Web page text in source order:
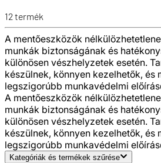
12 termék
A mentőeszközök
munkák biztonságának és
különösen vészhelyzetek esetén.
készülnek, könnyen kezelhetők, és
legszigorúbb munkavédelmi
A mentőeszközök
munkák biztonságának és
különösen vészhelyzetek esetén.
készülnek, könnyen kezelhetők, és
legszigorúbb munkavédelmi
Kategóriák és termékek szűrése